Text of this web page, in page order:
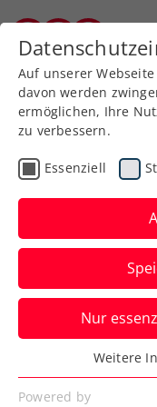
Zurück zur
Turniere
Open:
In der
Challenger in
Kopp dabei.
Auf unserer
davon werden
ermöglichen, Ihre
zu verbessern.
Essenziell
Nur
Essenziell
Essenzielle Cookies
Weitere
Powered by